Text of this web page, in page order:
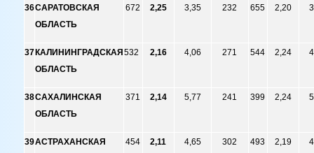
36САРАТОВСКАЯ
ОБЛАСТЬ
672 2,25 3,35 232 655 2,20
37 КАЛИНИНГРАДСКАЯ
ОБЛАСТЬ
532 2,16 4,06 271 544 2,24
38САХАЛИНСКАЯ
ОБЛАСТЬ
371 2,14 5,77 241 399 2,24
39АСТРАХАНСКАЯ
454 2,11 4,65 302 493 2,19